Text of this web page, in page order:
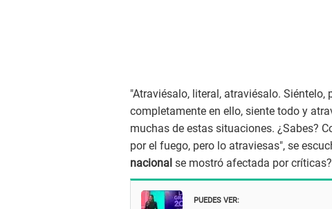
"Atraviésalo, literal, atraviésalo. Siéntelo,
completamente en ello, siente todo y
muchas de estas situaciones. ¿Sabes?
por el fuego, pero lo atraviesas", se
nacional se mostró afectada por críticas?
PUEDES VER: